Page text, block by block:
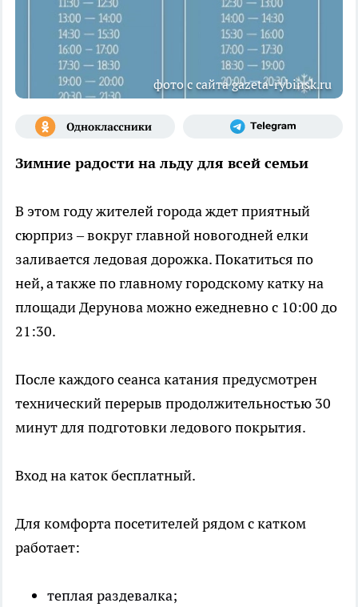
фото с сайта gazeta-rybinsk.ru
Зимние радости на льду для всей семьи
В этом году жителей города ждет приятный
сюрприз – вокруг главной новогодней елки
заливается ледовая дорожка. Покатиться по
ней, а также по главному городскому катку на
площади Дерунова можно ежедневно с 10:00 до
21:30.
После каждого сеанса катания предусмотрен
технический перерыв продолжительностью 30
минут для подготовки ледового покрытия.
Вход на каток бесплатный.
Для комфорта посетителей рядом с катком
работает:
теплая раздевалка;